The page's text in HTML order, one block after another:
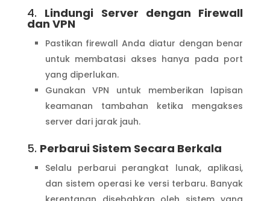
4. Lindungi Server dengan Firewall
dan VPN
Pastikan firewall Anda diatur dengan benar
untuk membatasi akses hanya pada port
yang diperlukan.
Gunakan VPN untuk memberikan lapisan
keamanan tambahan ketika mengakses
server dari jarak jauh.
5. Perbarui Sistem Secara Berkala
Selalu perbarui perangkat lunak, aplikasi,
dan sistem operasi ke versi terbaru. Banyak